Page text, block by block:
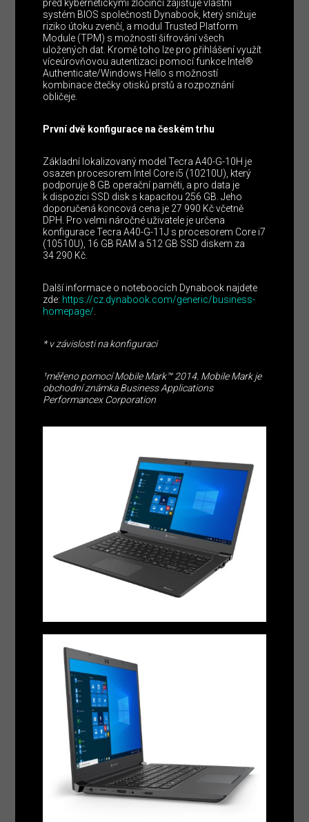
před kybernetickými zločinci zajišťuje vlastní
systém BIOS společnosti Dynabook, který snižuje
riziko útoku zvenčí, a modul Trusted Platform
Module (TPM) s možností šifrování všech
uložených dat. Kromě toho lze pro přihlášení využít
víceúrovňovou autentizaci pomocí funkce Intel®
Authenticate/Windows Hello s možností
kombinace čtečky otisků prstů a rozpoznání
obličeje.
První dvě konfigurace na českém trhu
Základní lokalizovaný model Tecra A40-G-10H je
osazen procesorem Intel Core i5 (10210U), který
podporuje 8 GB operační paměti, a pro data je
k dispozici SSD disk s kapacitou 256 GB. Jeho
doporučená koncová cena je 27 990 Kč včetně
DPH. Pro velmi náročné uživatele je určena
konfigurace Tecra A40-G-11J s procesorem Core i7
(10510U), 16 GB RAM a 512 GB SSD diskem za
34 290 Kč.
Další informace o noteboocích Dynabook najdete
zde: https://cz.dynabook.com/generic/business-
homepage/
* v závislosti na konfiguraci
¹měřeno pomocí Mobile Mark™ 2014. Mobile Mark je
obchodní známka Business Applications
Performancex Corporation